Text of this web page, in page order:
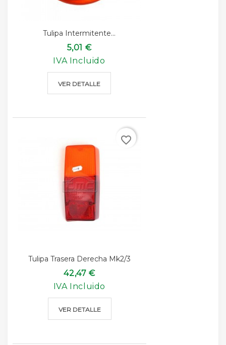
Tulipa Intermitente...
5,01 €
IVA Incluido
VER DETALLE
Tulipa Trasera Derecha Mk2/3
42,47 €
IVA Incluido
VER DETALLE
favorite_border